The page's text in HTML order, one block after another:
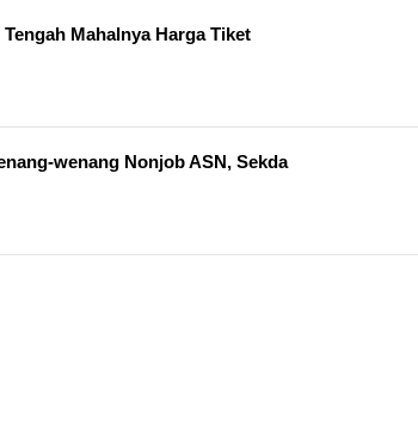
Mahalnya Harga Tiket
wenang Nonjob ASN, Sekda